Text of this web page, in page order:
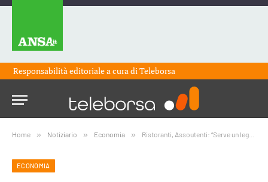
Responsabilità editoriale a cura diTeleborsa
Home » Notiziario » Economia » Ristoranti, Assoutenti: “Serve un legge su trasparenza prezzi servizi nei pubblici esercizi”
ECONOMIA